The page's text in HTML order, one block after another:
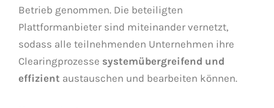
Betrieb genommen. Die beteiligten
Plattformanbieter sind miteinander vernetzt,
sodass alle teilnehmenden Unternehmen ihre
Clearingprozesse systemübergreifend und
effizient austauschen und bearbeiten können.